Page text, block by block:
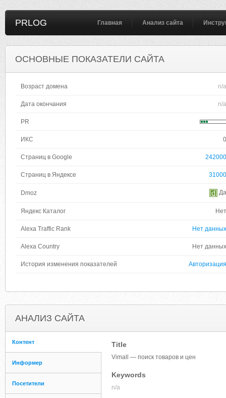
PRLOG Главная Анализ сайта
ОСНОВНЫЕ ПОКАЗАТЕЛИ САЙТА
Возраст домена n/a
Дата окончания n/a
PR
ИКС 0
Страниц в Google 242000
Страниц в Яндексе 31000
Dmoz Да
Яндекс Каталог Нет
Alexa Traffic Rank Нет данных
Alexa Country Нет данных
История изменения показателей Авторизация
АНАЛИЗ САЙТА
Контент
Информер
Посетители
Title
Vimall — поиск товаров и цен
Keywords
n/a